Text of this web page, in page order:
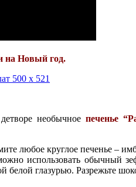
на Новый год.
детворе необычноепеченье
любое круглое печенье –
использовать
глазурью. Разрежьте